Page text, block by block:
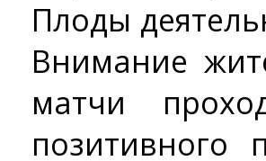
Плоды
Внимание
матчи
позитивного